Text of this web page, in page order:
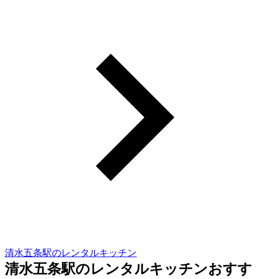
清水五条駅のレンタルキッチン
清水五条駅のレンタルキッチンおすす